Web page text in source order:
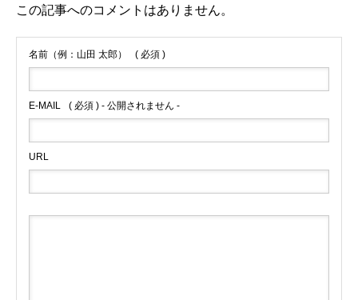
この記事へのコメントはありません。
名前（例：山田 太郎） ( 必須 )
E-MAIL ( 必須 ) - 公開されません -
URL